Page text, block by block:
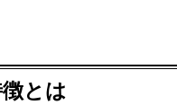
とは